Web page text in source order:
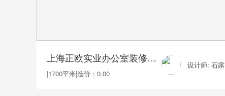
上海正欧实业办公室装修1700平
|1700平米|造价：0.00
设计师: 石露